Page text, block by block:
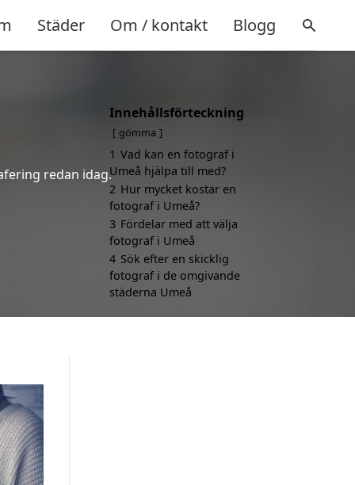
Städer Om / kontakt Blogg
redan idag.
Innehållsförteckning
gömma
1 Vad kan en fotograf i
Umeå hjälpa till med?
2 Hur mycket kostar en
fotograf i Umeå?
3 Fördelar med att välja
fotograf i Umeå
4 Sök efter en skicklig
fotograf i de omgivande
städerna Umeå